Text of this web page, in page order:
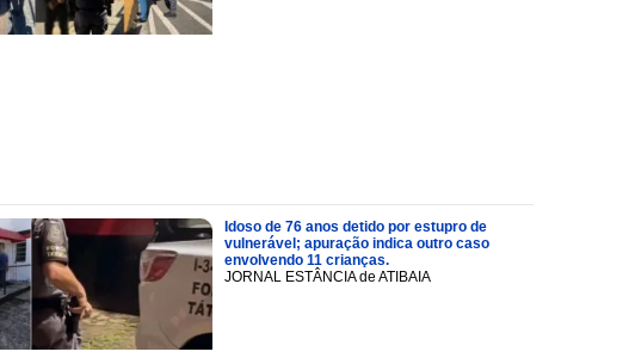
Idoso de 76 anos detido por estupro de
vulnerável; apuração indica outro caso
envolvendo 11 crianças.
JORNAL ESTÂNCIA de ATIBAIA